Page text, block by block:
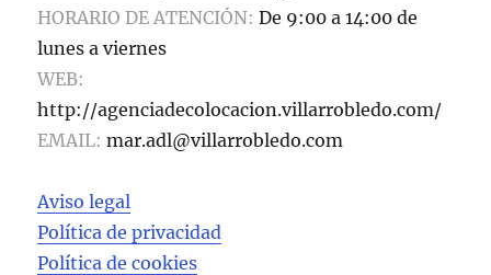
HORARIO DE ATENCIÓN: De 9:00 a 14:00 de
lunes a viernes
WEB:
http://agenciadecolocacion.villarrobledo.com/
EMAIL: mar.adl@villarrobledo.com
Aviso legal
Política de privacidad
Política de cookies